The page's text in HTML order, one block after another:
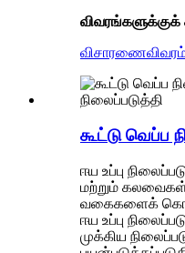
விசாரணை
கூட்டு வெப்ப
ஈய உப்பு
மற்றும்
வகைகளைக்
ஈய உப்பு
முக்கிய